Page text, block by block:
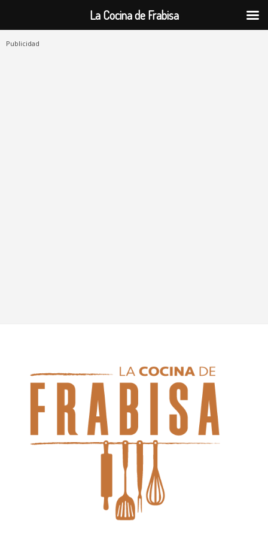
Publicidad
La Cocina de Frabisa